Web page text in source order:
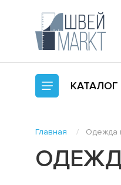
КАТАЛОГ
Главная Одежда